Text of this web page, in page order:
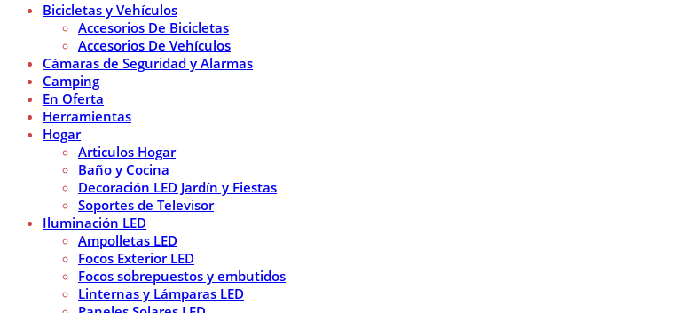
Bicicletas y Vehículos
Accesorios De Bicicletas
Accesorios De Vehículos
Cámaras de Seguridad y Alarmas
Camping
En Oferta
Herramientas
Hogar
Articulos Hogar
Baño y Cocina
Decoración LED Jardín y Fiestas
Soportes de Televisor
Iluminación LED
Ampolletas LED
Focos Exterior LED
Focos sobrepuestos y embutidos
Linternas y Lámparas LED